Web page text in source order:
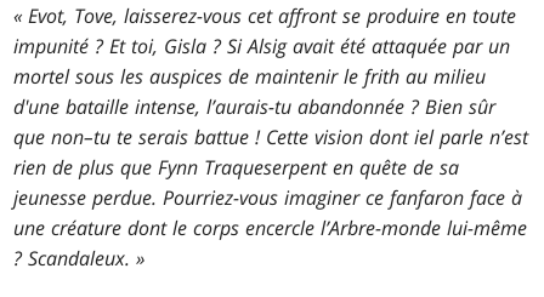
« Evot, Tove, laisserez-vous cet affront se produire en toute
impunité ? Et toi, Gisla ? Si Alsig avait été attaquée par un
mortel sous les auspices demaintenir le frith au milieu
d'une bataille intense, l’aurais-tu abandonnée ? Bien sûr
que non–tu te serais battue ! Cettevision dont iel parle n’est
rien de plus que Fynn Traqueserpent en quête de sa
jeunesse perdue. Pourriez-vous imaginer ce fanfaron face à
une créature dont le corps encercle l’Arbre-monde lui-même
? Scandaleux. »